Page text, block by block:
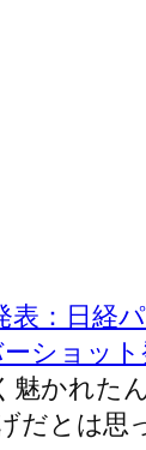
：日経
ショット
かれた
だとは思